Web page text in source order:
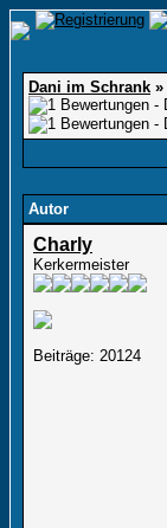
Dani im Schrank »
Autor
Charly
Kerkermeister
Beiträge: 20124